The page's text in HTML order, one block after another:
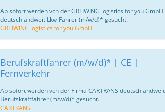
Ab sofort werden von der GREIWING logistics for you GmbH
deutschlandweit Lkw-Fahrer (m/w/d)* gesucht.
GREIWING logistics for you GmbH
Berufskraftfahrer (m/w/d)* | CE |
Fernverkehr
Ab sofort werden von der Firma CARTRANS deutschlandweit
Berufskraftfahrer (m/w/d)* gesucht.
CARTRANS